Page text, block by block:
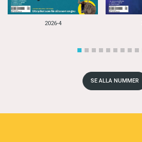
2026-4
SE ALLA NUMMER